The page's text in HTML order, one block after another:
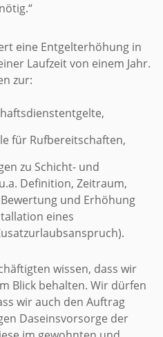
eine Entgelterhöhung in
Laufzeit von einem Jahr.
zur:
für Rufbereitschaften,
zu Schicht- und
Definition, Zeitraum,
und Erhöhung
eines
wissen, dass wir
Blick behalten. Wir dürfen
wir auch den Auftrag
Daseinsvorsorge der